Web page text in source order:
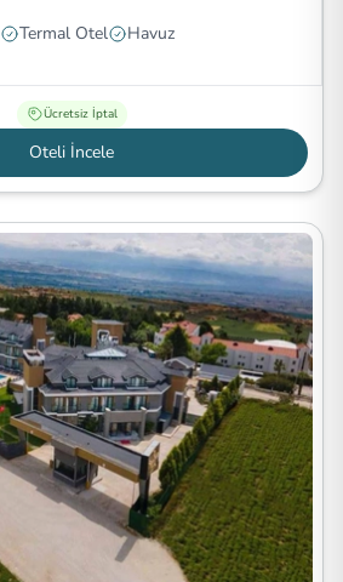
Termal Otel
Havuz
Ücretsiz İptal
Oteli İncele